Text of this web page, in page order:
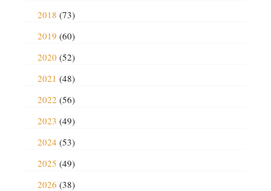
2018 (73)
2019 (60)
2020 (52)
2021 (48)
2022 (56)
2023 (49)
2024 (53)
2025 (49)
2026 (38)